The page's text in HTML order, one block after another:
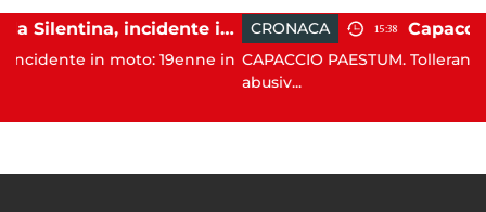
Altavilla Silentina, incidente in moto nella notte: 19enne in prognosi riservata
moto: 19enne in
CRONACA 15:38
CAPACCIO PAESTUM. Tolleranza zero